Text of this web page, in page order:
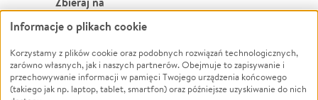
Leczenie
Zwierzęta
Pożar
Ukraina
Powódź
Wichura
NGO
Informacje o plikach cookie
Korzystamy z plików cookie oraz podobnych rozwiązań technologicznych,
zarówno własnych, jak i naszych partnerów. Obejmuje to zapisywanie i
przechowywanie informacji w pamięci Twojego urządzenia końcowego
(takiego jak np. laptop, tablet, smartfon) oraz późniejsze uzyskiwanie do nich